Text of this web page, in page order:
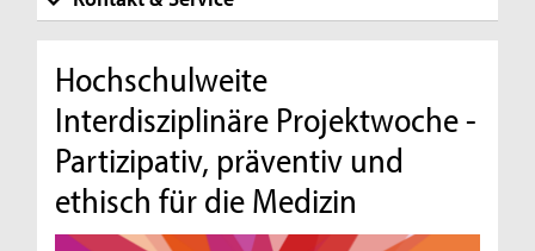
Hochschulweite
Interdisziplinäre Projektwoche -
Partizipativ, präventiv und
ethisch für die Medizin